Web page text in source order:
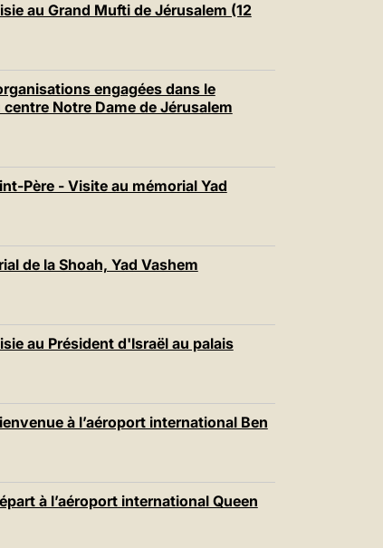
au Grand Mufti de Jérusalem (12
engagées dans le
Notre Dame de Jérusalem
Père - Visite au mémorial Yad
de la Shoah, Yad Vashem
au Président d'Israël au palais
à l’aéroport international Ben
à l’aéroport international Queen